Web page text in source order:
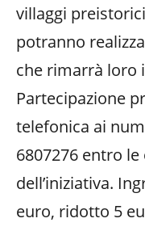
villaggi
potranno
che rimarrà loro
Partecipazione
telefonica ai
6807276 entro
dell’iniziativa.
euro, ridotto 5